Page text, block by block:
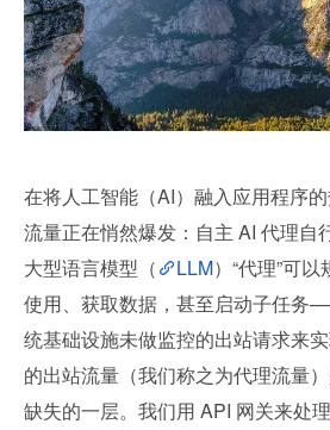
在将人工智能（AI）融入应用程序
流量正在悄然爆发：自主 AI 代理自
大型语言模型（
LLM）“代理”可
使用、获取数据，甚至启动子任务
统基础设施未做监控的出站请求来
的出站流量（我们称之为代理流量
缺失的一层。我们用 API 网关来处